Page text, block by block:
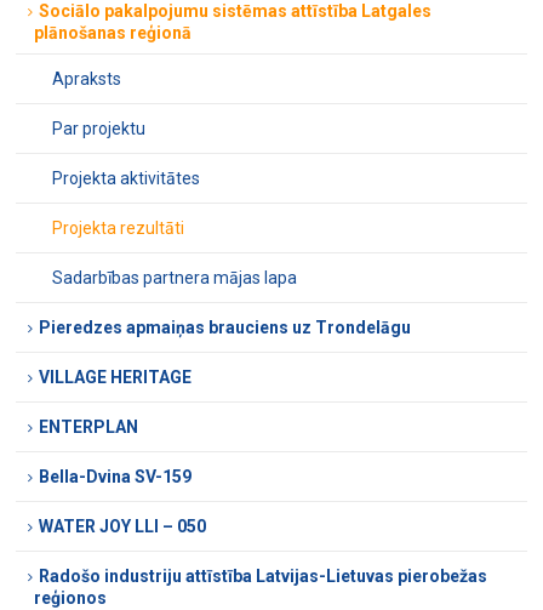
Sociālo pakalpojumu sistēmas attīstība Latgales
plānošanas reģionā
Apraksts
Par projektu
Projekta aktivitātes
Projekta rezultāti
Sadarbības partnera mājas lapa
Pieredzes apmaiņas brauciens uz Trondelāgu
VILLAGE HERITAGE
ENTERPLAN
Bella-Dvina SV-159
WATER JOY LLI – 050
Radošo industriju attīstība Latvijas-Lietuvas pierobežas
reģionos